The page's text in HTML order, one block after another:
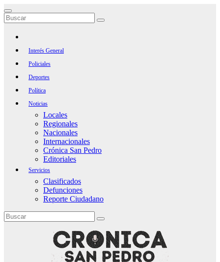
Saltar
al
contenido
Interés General
Policiales
Deportes
Política
Noticias
Locales
Regionales
Nacionales
Internacionales
Crónica San Pedro
Editoriales
Servicios
Clasificados
Defunciones
Reporte Ciudadano